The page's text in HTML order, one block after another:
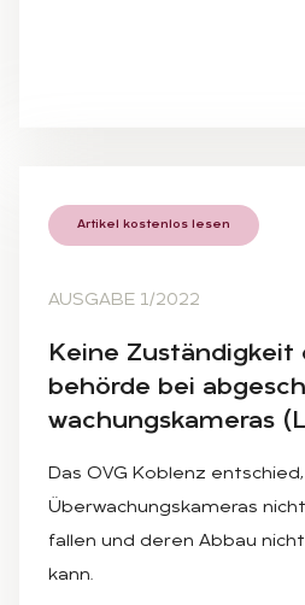
Artikel kostenlos lesen
AUSGABE 1/2022
Kei­ne
be­hör­de bei
wa­chungs­ka­me­ras
Das OVG Koblenz
Überwachungskameras
fallen und deren Abbau
kann.